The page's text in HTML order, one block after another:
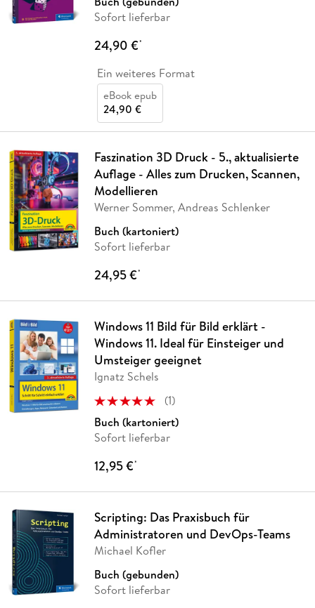
Sofort lieferbar
24,90 €*
Ein weiteres Format
eBook epub
24,90 €
Faszination 3D Druck - 5., aktualisierte
Auflage - Alles zum Drucken, Scannen,
Modellieren
Werner Sommer, Andreas Schlenker
Buch (kartoniert)
Sofort lieferbar
24,95 €*
Windows 11 Bild für Bild erklärt -
Windows 11. Ideal für Einsteiger und
Umsteiger geeignet
Ignatz Schels
(1)
Buch (kartoniert)
Sofort lieferbar
12,95 €*
Scripting: Das Praxisbuch für
Administratoren und DevOps-Teams
Michael Kofler
Buch (gebunden)
Sofort lieferbar